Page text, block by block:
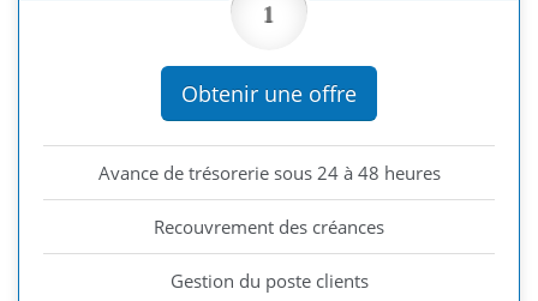
1
Obtenir une offre
Avance de trésorerie sous 24 à 48 heures
Recouvrement des créances
Gestion du poste clients